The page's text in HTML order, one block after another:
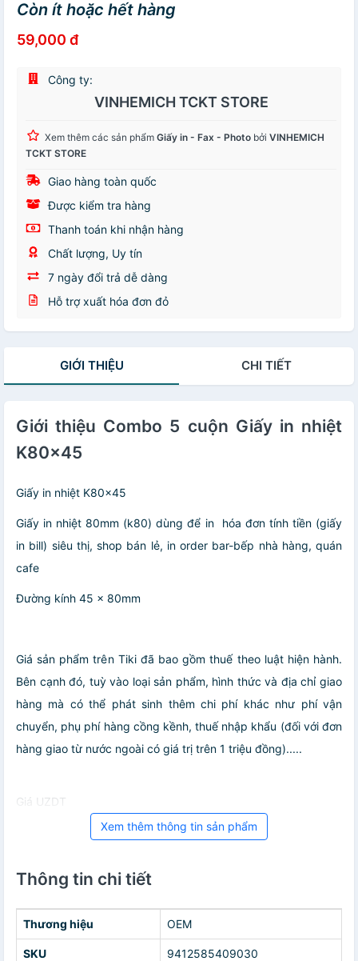
Còn ít hoặc hết hàng
59,000 đ
Công ty:
VINHEMICH TCKT STORE
Xem thêm các sản phẩm Giấy in - Fax - Photo bởi VINHEMICH
TCKT STORE
Giao hàng toàn quốc
Được kiểm tra hàng
Thanh toán khi nhận hàng
Chất lượng, Uy tín
7 ngày đổi trả dễ dàng
Hỗ trợ xuất hóa đơn đỏ
GIỚI THIỆU CHI TIẾT
Giới thiệu Combo 5 cuộn Giấy in nhiệt
K80x45
Giấy in nhiệt K80x45
Giấy in nhiệt 80mm (k80) dùng để in hóa đơn tính tiền (giấy
in bill) siêu thị, shop bán lẻ, in order bar-bếp nhà hàng, quán
cafe
Đường kính 45 x 80mm
Giá sản phẩm trên Tiki đã bao gồm thuế theo luật hiện hành.
Bên cạnh đó, tuỳ vào loại sản phẩm, hình thức và địa chỉ giao
hàng mà có thể phát sinh thêm chi phí khác như phí vận
chuyển, phụ phí hàng cồng kềnh, thuế nhập khẩu (đối với đơn
hàng giao từ nước ngoài có giá trị trên 1 triệu đồng).....
Giá UZDT
Xem thêm thông tin sản phẩm
Thông tin chi tiết
Thương hiệu OEM
SKU 9412585409030